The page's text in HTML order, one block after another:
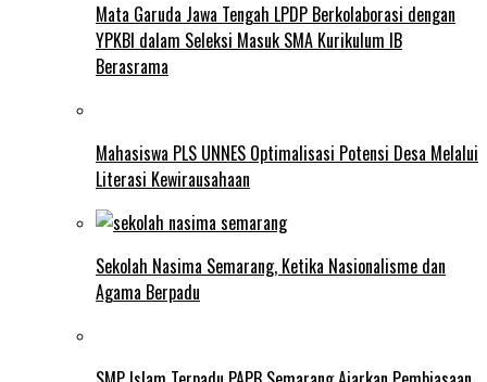
Mata Garuda Jawa Tengah LPDP Berkolaborasi dengan
YPKBI dalam Seleksi Masuk SMA Kurikulum IB
Berasrama
Mahasiswa PLS UNNES Optimalisasi Potensi Desa Melalui
Literasi Kewirausahaan
Sekolah Nasima Semarang, Ketika Nasionalisme dan
Agama Berpadu